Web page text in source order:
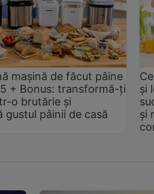
mașină de făcut pâine
+ Bonus: transformă-ți
o brutărie și
gustul pâinii de casă
și
și